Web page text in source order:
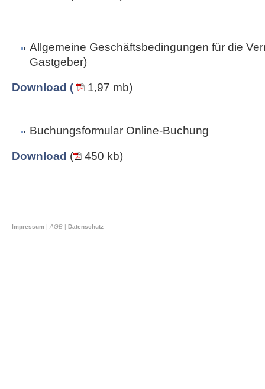
Allgemeine Geschäftsbedingungen für die
Gastgeber)
Download ( 1,97 mb)
Buchungsformular Online-Buchung
Download ( 450 kb)
Impressum | AGB | Datenschutz